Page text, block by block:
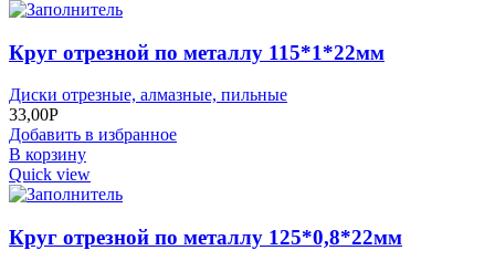
Круг отрезной по металлу 115*1*22мм
Диски отрезные, алмазные, пильные
33,00Р
Добавить в избранное
В корзину
Quick view
Круг отрезной по металлу 125*0,8*22мм